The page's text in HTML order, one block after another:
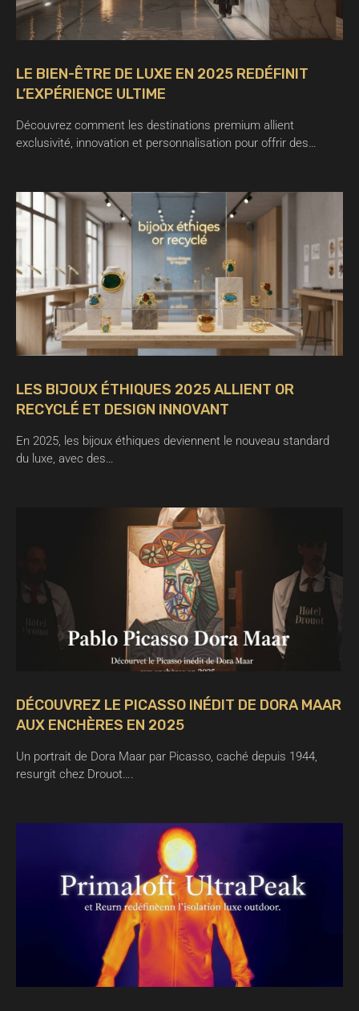
LE BIEN-ÊTRE DE LUXE EN 2025 REDÉFINIT
L’EXPÉRIENCE ULTIME
Découvrez comment les destinations premium allient
exclusivité, innovation et personnalisation pour offrir des…
LES BIJOUX ÉTHIQUES 2025 ALLIENT OR
RECYCLÉ ET DESIGN INNOVANT
En 2025, les bijoux éthiques deviennent le nouveau standard
du luxe, avec des…
DÉCOUVREZ LE PICASSO INÉDIT DE DORA MAAR
AUX ENCHÈRES EN 2025
Un portrait de Dora Maar par Picasso, caché depuis 1944,
resurgit chez Drouot….